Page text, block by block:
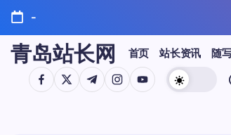
Skip
content
-
青岛站长网 首页 站长资讯 随
https://www.facebook.com/
https://twitter.com/
https://t.me/
https://https://youtube.com/